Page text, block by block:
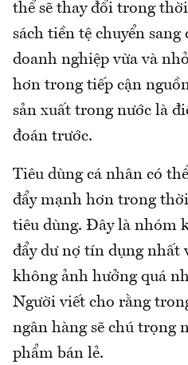
thể sẽ thay đổi trong
sách tiền tệ chuyển
doanh nghiệp vừa và
hơn trong tiếp cận
sản xuất trong nước là
đoán trước.
Tiêu dùng cá nhân có
đẩy mạnh hơn trong
tiêu dùng. Đây là nhóm
đẩy dư nợ tín dụng nhất
không ảnh hưởng quá
Người viết cho rằng
ngân hàng sẽ chú trọng
phẩm bán lẻ.